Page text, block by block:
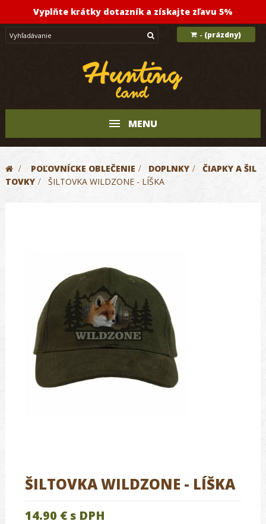
Vyplňte krátky dotazník a získajte zľavu 5%
- (prázdny)
MENU
> POĽOVNÍCKE OBLEČENIE > DOPLNKY >
ČIAPKY A ŠIL
TOVKY > ŠILTOVKA WILDZONE - LÍŠKA
ŠILTOVKA WILDZONE - LÍŠKA
14.90 € s DPH